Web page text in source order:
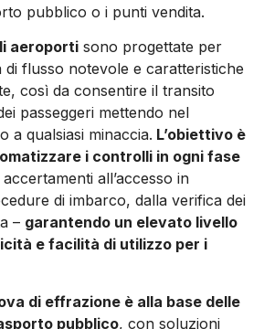
pubblico o i punti vendita.
aeroporti sono progettate per
di flusso notevole e caratteristiche
così da consentire il transito
passeggeri mettendo nel
a qualsiasi minaccia. L’obiettivo è
i controlli in ogni fase
accertamenti all’accesso in
di imbarco, dalla verifica dei
– garantendo un elevato livello
e facilità di utilizzo per i
di effrazione è alla base delle
pubblico, con soluzioni